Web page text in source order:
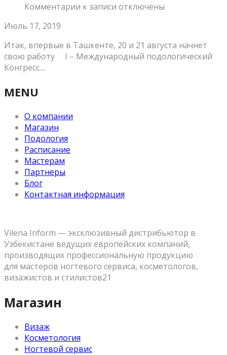
Комментарии к записи отключены
Июль 17, 2019
Итак, впервые в Ташкенте, 20 и 21 августа начнет
свою работу ⠀ I – Международный подологический
Конгресс....
MENU
О компании
Магазин
Подология
Расписание
Мастерам
Партнеры
Блог
Контактная информация
Vilena Inform — эксклюзивный дистрибьютор в
Узбекистане ведущих европейских компаний,
производящих профессиональную продукцию
для мастеров ногтевого сервиса, косметологов,
визажистов и стилистов21
Магазин
Визаж
Косметология
Ногтевой сервис